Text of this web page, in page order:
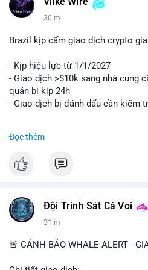
30 m
Brazil kịp cấm giao dịch crypto
- Kịp hiệu lực từ 1/1/2027
- Giao dịch >$10k sang nhà cung
quản bị kịp 24h
- Giao dịch bị đánh dấu cần kiểm
📰 Nguồn: Cointelegraph
Đọc thêm
Đội Trinh Sát Cá Voi
31 m
🚨 CẢNH BÁO WHALE ALERT -